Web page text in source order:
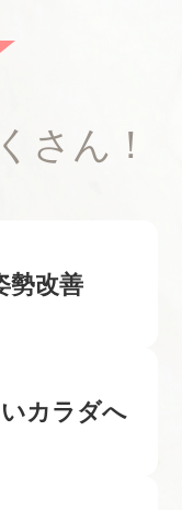
さん！
勢改善
カラダへ